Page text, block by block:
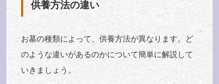
供養方法の違い
お墓の種類によって、供養方法が異なります。ど
のような違いがあるのかについて簡単に解説して
いきましょう。